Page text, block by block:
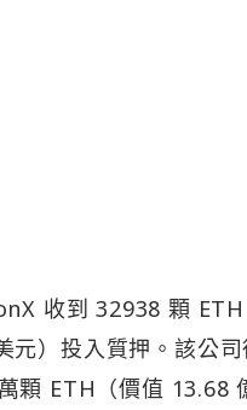
收到 32938 顆 ETH
元）投入質押。該公司
顆 ETH（價值 13.68